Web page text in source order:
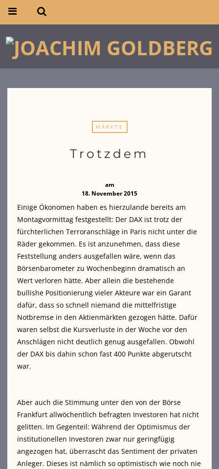
MÄRKTE
Trotzdem
am
18. November 2015
Einige Ökonomen haben es hierzulande bereits am
Montagvormittag festgestellt: Der DAX ist trotz der
fürchterlichen Terroranschläge in Paris nicht unter die
Räder gekommen. Es ist anzunehmen, dass diese
Feststellung anders ausgefallen wäre, wenn das
Börsenbarometer zu Wochenbeginn dramatisch an
Wert verloren hätte. Aber allein die bestehende
bullishe Positionierung vieler Akteure war ein Garant
dafür, dass so schnell niemand die mittelfristige
Notbremse in den Aktienmärkten gezogen hätte. Dafür
waren selbst die Kursverluste in der Woche vor den
Anschlägen nicht deutlich genug ausgefallen. Obwohl
der DAX bis dahin schon fast 400 Punkte abgerutscht
war.
Aber auch die Stimmung unter den von der Börse
Frankfurt allwöchentlich befragten Investoren hat nicht
gelitten. Im Gegenteil: Während der Optimismus der
institutionellen Investoren zwar nur geringfügig
angezogen hat, überrascht das Sentiment der privaten
Anleger. Dieses ist nämlich so optimistisch wie noch nie